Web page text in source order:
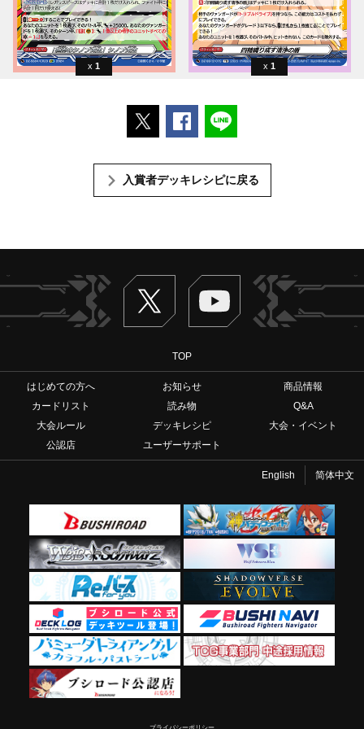
1 1
ポストするFacebookでシェアする
入賞者デッキレシピに戻る
Twitter ヴァンガードch
TOP
はじめての方へ お知らせ
商品情報
カードリスト
読み物
Q&A
大会ルール
デッキレシピ
大会・イベント
公認店
ユーザーサポート
English 简体中文